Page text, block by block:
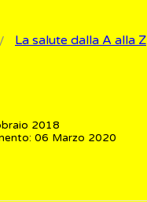
La salute dalla A alla Z
2018
06 Marzo 2020